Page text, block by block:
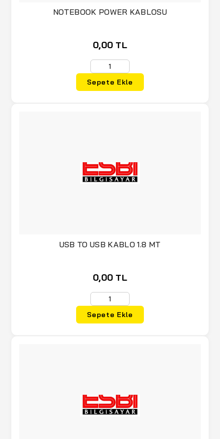
NOTEBOOK POWER KABLOSU
0,00 TL
Sepete Ekle
USB TO USB KABLO 1.8 MT
0,00 TL
Sepete Ekle